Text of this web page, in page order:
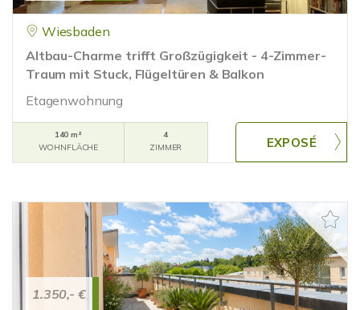
Wiesbaden
Altbau-Charme trifft Großzügigkeit - 4-Zimmer-
Traum mit Stuck, Flügeltüren & Balkon
Etagenwohnung
140 m²
WOHNFLÄCHE
4
ZIMMER
1.350,- €